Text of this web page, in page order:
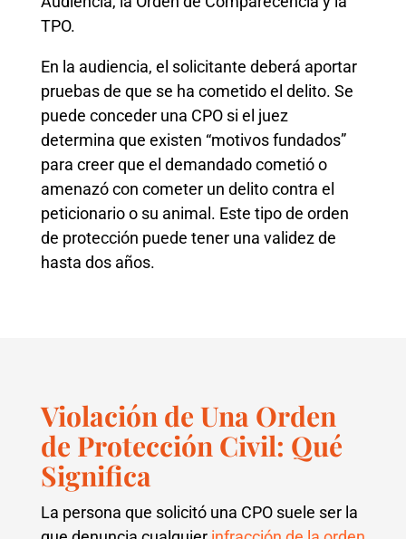
TPO.
En la audiencia, el solicitante deberá aportar
pruebas de que se ha cometido el delito. Se
puede conceder una CPO si el juez
determina que existen “motivos fundados”
para creer que el demandado cometió o
amenazó con cometer un delito contra el
peticionario o su animal. Este tipo de orden
de protección puede tener una validez de
hasta dos años.
Violación de Una Orden
de Protección Civil: Qué
Significa
La persona que solicitó una CPO suele ser la